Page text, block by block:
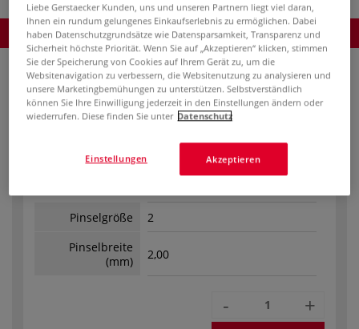
Produkt bestellen
Bestell-Nr.
08-84582
Auf Lager.
Pinselgröße
2
Pinselbreite
(mm)
2,00
- +
Liebe Gerstaecker Kunden, uns und unseren Partnern liegt viel daran,
Ihnen ein rundum gelungenes Einkaufserlebnis zu ermöglichen. Dabei
haben Datenschutzgrundsätze wie Datensparsamkeit, Transparenz und
Sicherheit höchste Priorität. Wenn Sie auf „Akzeptieren“ klicken, stimmen
Sie der Speicherung von Cookies auf Ihrem Gerät zu, um die
Websitenavigation zu verbessern, die Websitenutzung zu analysieren und
unsere Marketingbemühungen zu unterstützen. Selbstverständlich
können Sie Ihre Einwilligung jederzeit in den Einstellungen ändern oder
wiederrufen. Diese finden Sie unter Datenschutz
Akzeptieren
Einstellungen